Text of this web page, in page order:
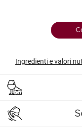
Ingredienti e valori